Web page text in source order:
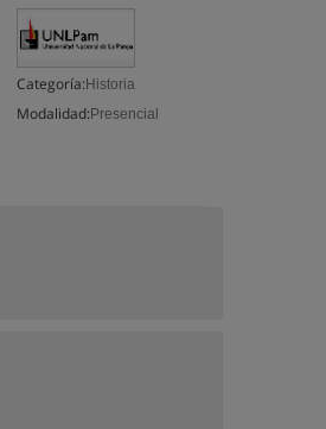
Categoría: Historia
Modalidad: Presencial